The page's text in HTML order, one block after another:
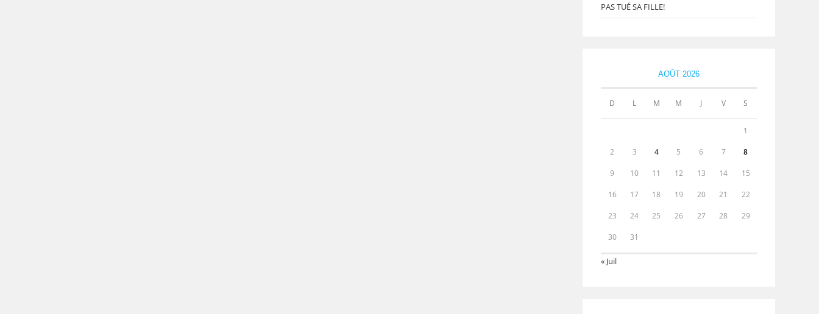
PAS TUÉ SA FILLE!
AOÛT 2026
D L M M J V S
1
2 3 4 5 6 7 8
9 10 11 12 13 14 15
16 17 18 19 20 21 22
23 24 25 26 27 28 29
30 31
« Juil